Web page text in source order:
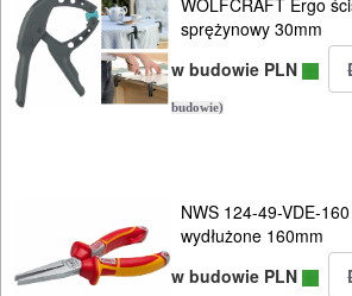
WOLFCRAFT Ergo
sprężynowy 30mm
w budowie PLN
budowie)
NWS 124-49-VDE-
wydłużone 160mm
w budowie PLN